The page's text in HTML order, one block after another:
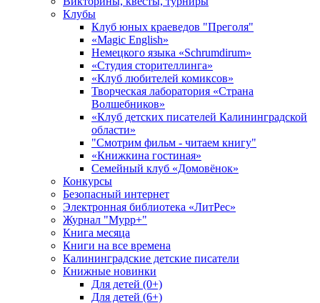
Клубы
Клуб юных краеведов "Преголя"
«Magic English»
Немецкого языка «Schrumdirum»
«Студия сторителлинга»
«Клуб любителей комиксов»
Творческая лаборатория «Страна
Волшебников»
«Клуб детских писателей Калининградской
области»
"Смотрим фильм - читаем книгу"
«Книжкина гостиная»
Семейный клуб «Домовёнок»
Конкурсы
Безопасный интернет
Электронная библиотека «ЛитРес»
Журнал "Мурр+"
Книга месяца
Книги на все времена
Калининградские детские писатели
Книжные новинки
Для детей (0+)
Для детей (6+)